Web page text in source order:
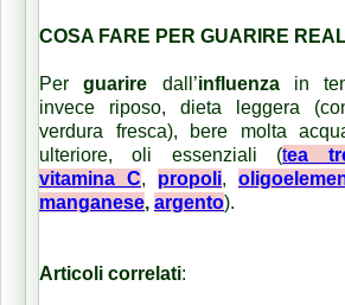
COSA FARE PER GUARIRE
Perguarire dall’influenzain
invece riposo, dieta leggera
verdura fresca), bere molta
ulteriore, oli essenziali (tea
vitamina C, propoli,
manganese, argento).
Articoli correlati: